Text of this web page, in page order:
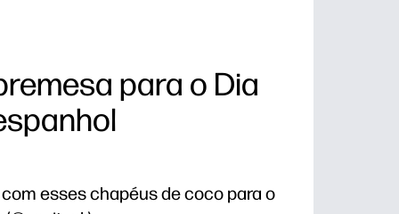
para o Dia
esses chapéus de coco para o